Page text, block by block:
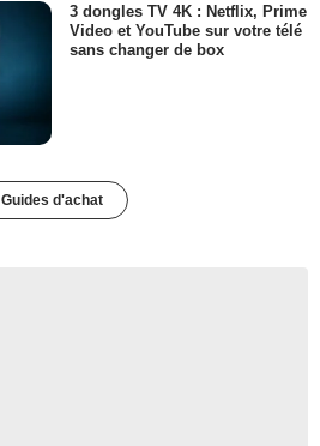
3 dongles TV 4K : Netflix, Prime
Video et YouTube sur votre télé
sans changer de box
Guides d'achat